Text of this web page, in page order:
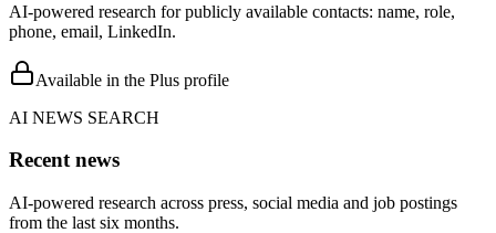
AI-powered research for publicly available contacts: name, role,
phone, email, LinkedIn.
Available in the Plus profile
AI NEWS SEARCH
Recent news
AI-powered research across press, social media and job postings
from the last six months.